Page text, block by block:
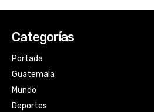
Categorías
Portada
Guatemala
Mundo
Deportes